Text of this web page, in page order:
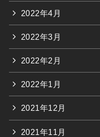
2022年4月
2022年3月
2022年2月
2022年1月
2021年12月
2021年11月